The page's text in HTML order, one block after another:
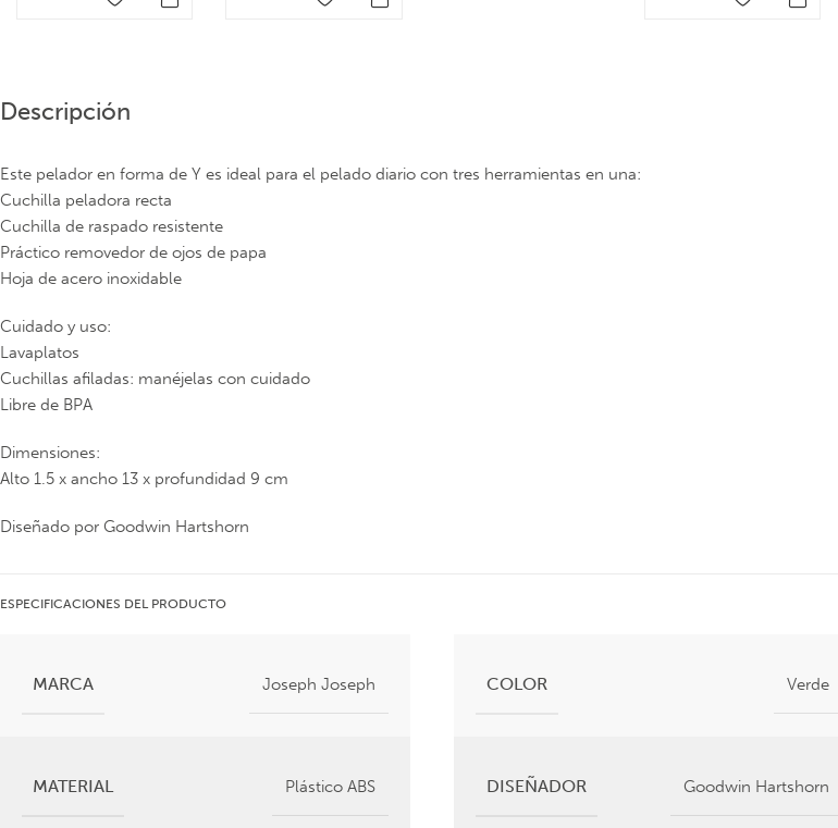
Descripción
Este pelador en forma de Y es ideal para el pelado diario con tres herramientas en una:
Cuchilla peladora recta
Cuchilla de raspado resistente
Práctico removedor de ojos de papa
Hoja de acero inoxidable
Cuidado y uso:
Lavaplatos
Cuchillas afiladas: manéjelas con cuidado
Libre de BPA
Dimensiones:
Alto 1.5 x ancho 13 x profundidad 9 cm
Diseñado por Goodwin Hartshorn
ESPECIFICACIONES DEL PRODUCTO
MARCA Joseph Joseph COLOR Verde
MATERIAL Plástico ABS DISEÑADOR Goodwin Hartshorn